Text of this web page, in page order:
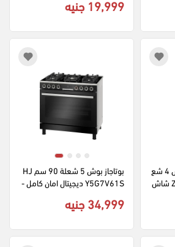
19,999 جنيه
بوتاجاز زانوسي كول ماكس 4 شع
لة 60 سم ZCG64396XB شاش
بوتاجاز بوش 5 شعلة 90 سم HJ
34,999 جنيه